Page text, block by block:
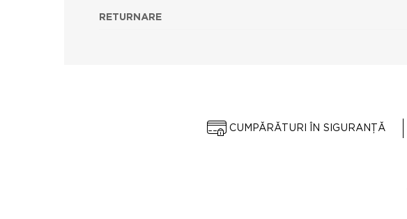
RETURNARE
CUMPĂRĂTURI ÎN SIGURANȚĂ